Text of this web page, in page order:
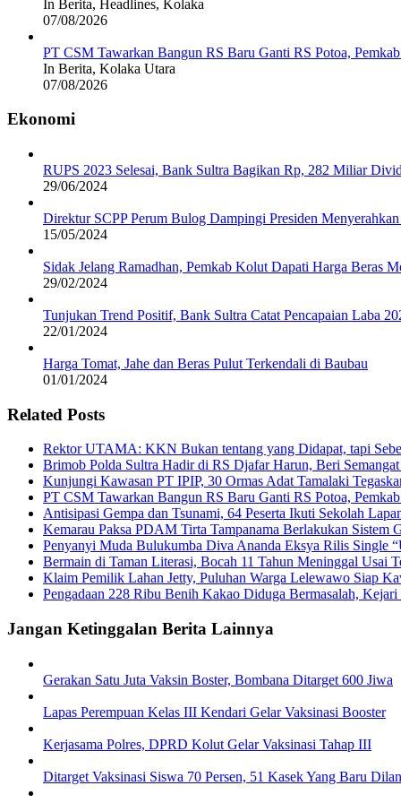
In Berita, Headlines, Kolaka
07/08/2026
PT CSM Tawarkan Bangun RS Baru Ganti RS Potoa,
In Berita, Kolaka Utara
07/08/2026
Ekonomi
RUPS 2023 Selesai, Bank Sultra Bagikan Rp, 282 Miliar
29/06/2024
Direktur SCPP Perum Bulog Dampingi Presiden
15/05/2024
Sidak Jelang Ramadhan, Pemkab Kolut Dapati Harga Beras
29/02/2024
Tunjukan Trend Positif, Bank Sultra Catat Pencapaian Laba
22/01/2024
Harga Tomat, Jahe dan Beras Pulut Terkendali di Baubau
01/01/2024
Related Posts
Rektor UTAMA: KKN Bukan tentang yang Didapat, tapi
Brimob Polda Sultra Hadir di RS Djafar Harun, Beri
Kunjungi Kawasan PT IPIP, 30 Ormas Adat Tamalaki
PT CSM Tawarkan Bangun RS Baru Ganti RS Potoa,
Antisipasi Gempa dan Tsunami, 64 Peserta Ikuti Sekolah
Kemarau Paksa PDAM Tirta Tampanama Berlakukan
Penyanyi Muda Bulukumba Diva Ananda Eksya Rilis Single
Bermain di Taman Literasi, Bocah 11 Tahun Meninggal Usai
Klaim Pemilik Lahan Jetty, Puluhan Warga Lelewawo Siap
Pengadaan 228 Ribu Benih Kakao Diduga Bermasalah,
Jangan Ketinggalan Berita Lainnya
Gerakan Satu Juta Vaksin Boster, Bombana Ditarget 600 Jiwa
Lapas Perempuan Kelas III Kendari Gelar Vaksinasi Booster
Kerjasama Polres, DPRD Kolut Gelar Vaksinasi Tahap III
Ditarget Vaksinasi Siswa 70 Persen, 51 Kasek Yang Baru